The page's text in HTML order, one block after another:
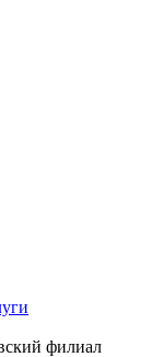
филиал